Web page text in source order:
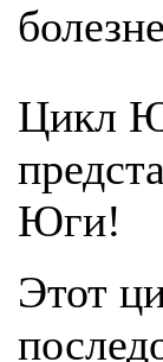
Цикл
Юги!
Этот